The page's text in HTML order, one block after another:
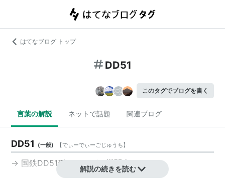
はてなブログ トップ
DD51
このタグでブログを書く
言葉の解説 ネットで話題 関連ブログ
DD51 (一般) 【でぃーでぃーごじゅうち】
→ 国鉄DD51形ディーゼル機関車
解説の続きを読む